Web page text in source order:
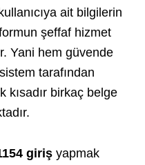
ait bilgilerin
şeffaf hizmet
Yani hem güvende
tarafından
kısadır birkaç belge
giriş yapmak